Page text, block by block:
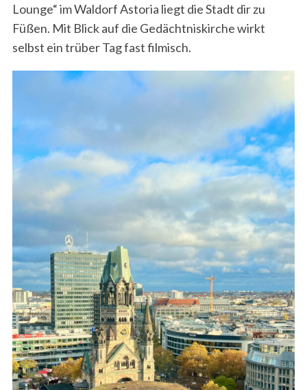
Lounge“ im Waldorf Astoria liegt die Stadt dir zu
Füßen. Mit Blick auf die Gedächtniskirche wirkt
selbst ein trüber Tag fast filmisch.